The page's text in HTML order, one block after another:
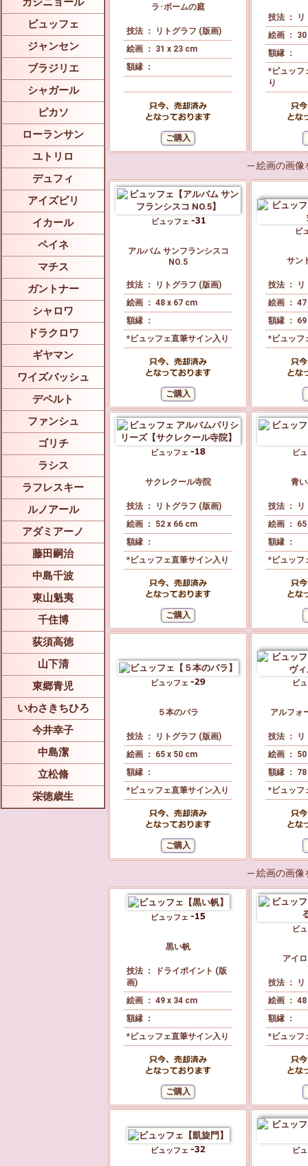
ビュッフェ
ジャンセン
ブラジリエ
シャガール
ピカソ
ローランサン
ユトリロ
デュフィ
アイズピリ
イカール
ペイネ
マチス
ガントナー
シャロワ
ドラクロワ
ギヤマン
ワイズバッシュ
デペルト
ファンシュ
ゴリチ
ラシス
ラフレスキー
ルノアール
アダミアーノ
藤田嗣治
中島千波
東山魁夷
千住博
荻須高徳
山下清
東郷青児
いわさきちひろ
今井幸子
中島潔
立松脩
栄徳歳生
ラ･ボームの庭
技法 ： リトグラフ (版画)
絵画 ： 31 x 23 cm
額縁 ：
技法 ：
絵画 ：
額縁 ：
*ビュッフ
り
─ 絵画の画像
ビュッフェ
アルバム サンフランシスコ
NO.5
技法 ： リトグラフ (版画)
絵画 ： 48 x 67 cm
額縁 ：
*ビュッフェ直筆サイン入り
ビ
サン
技法 ：
絵画 ：
額縁 ：
*ビュッフ
ビュッフェ
サクレクール寺院
技法 ： リトグラフ (版画)
絵画 ： 52 x 66 cm
額縁 ：
*ビュッフェ直筆サイン入り
ビ
青
技法 ：
絵画 ：
額縁 ：
*ビュッフ
ビュッフェ
５本のバラ
技法 ： リトグラフ (版画)
絵画 ： 65 x 50 cm
額縁 ：
*ビュッフェ直筆サイン入り
ビ
アルフォ
技法 ：
絵画 ：
額縁 ：
*ビュッフ
─ 絵画の画像
ビュッフェ
黒い帆
技法 ： ドライポイント (版
画)
絵画 ： 49 x 34 cm
額縁 ：
*ビュッフェ直筆サイン入り
ビ
アイ
技法 ：
絵画 ：
額縁 ：
*ビュッフ
ビュッフェ ビ